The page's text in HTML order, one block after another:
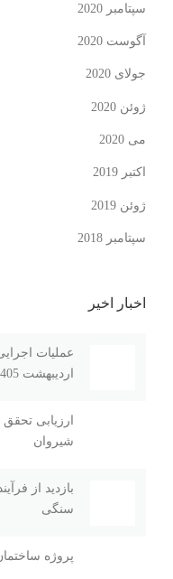
سپتامبر 2020
آگوست 2020
جولای 2020
ژوئن 2020
می 2020
اکتبر 2019
ژوئن 2019
سپتامبر 2018
اخبار اخیر
عملیات
اردیبهشت 1405
شیروان
بازديد از
سنگی
پروژه